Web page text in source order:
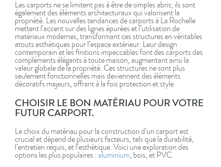
Les carports ne se limitent pas à être de simples abris; ils sont
également des éléments architecturaux qui valorisent la
propriété. Les nouvelles tendances de carports à La Rochelle
mettent l’accent sur des lignes épurées et l’utilisation de
matériaux modernes, transformant ces structures en véritables
atouts esthétiques pour l’espace extérieur. Leur design
contemporain et les finitions impeccables font des carports des
compléments élégants à toute maison, augmentant ainsi la
valeur globale de la propriété. Ces structures ne sont plus
seulement fonctionnelles mais deviennent des éléments
décoratifs majeurs, offrant à la fois protection et style.
CHOISIR LE BON MATÉRIAU POUR VOTRE
FUTUR CARPORT.
Le choix du matériau pour la construction d’un carport est
crucial et dépend de plusieurs facteurs, tels que la durabilité,
l’entretien requis, et l’esthétique. Voici une exploration des
options les plus populaires : aluminium, bois, et PVC.